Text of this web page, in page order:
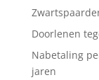
Doorlenen
Nabetaling
jaren